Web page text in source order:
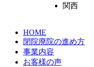
関西
HOME
閉院廃院の進め方
事業内容
お客様の声